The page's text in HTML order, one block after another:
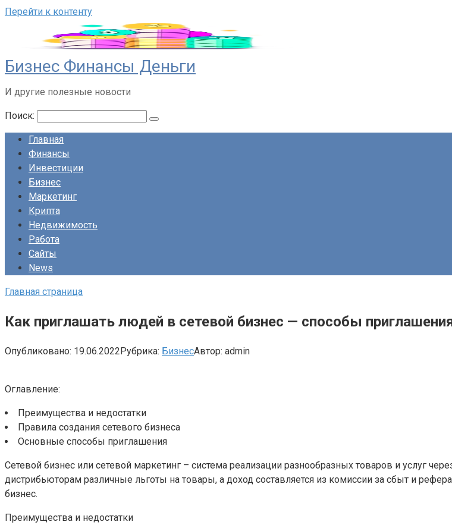
Перейти к контенту
Бизнес Финансы Деньги
И другие полезные новости
Поиск:
Главная
Финансы
Инвестиции
Бизнес
Маркетинг
Крипта
Недвижимость
Работа
Сайты
News
Главная страница
Как приглашать людей в сетевой бизнес — способы
Опубликовано: 19.06.2022Рубрика: БизнесАвтор: admin
Оглавление:
Преимущества и недостатки
Правила создания сетевого бизнеса
Основные способы приглашения
Сетевой бизнес или сетевой маркетинг – система реализации разнообразных товаров и услуг
дистрибьюторам различные льготы на товары, а доход составляется из комиссии за сбыт и
бизнес.
Преимущества и недостатки